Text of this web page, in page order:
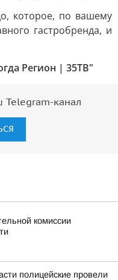
которое, по вашему
гастробренда, и
Регион | 35ТВ"
Telegram-канал
комиссии
полицейские провели